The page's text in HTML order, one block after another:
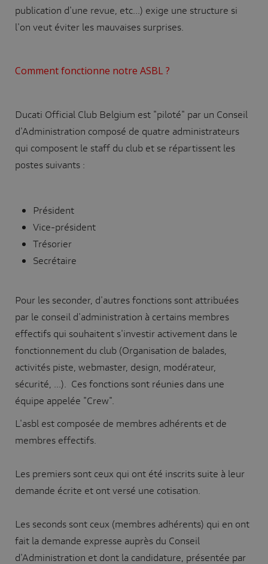
publication d'une revue, etc...) exige une structure si
l'on veut éviter les mauvaises surprises.
Comment fonctionne notre ASBL ?
Ducati Official Club Belgium est "piloté" par un Conseil
d'Administration composé de quatre administrateurs
qui composent le staff du club et se répartissent les
postes suivants :
Président
Vice-président
Trésorier
Secrétaire
Pour les seconder, d'autres fonctions sont attribuées
par le conseil d'administration à certains membres
effectifs qui souhaitent s'investir activement dans le
fonctionnement du club (Organisation de balades,
activités piste, webmaster, design, modérateur,
sécurité, ...). Ces fonctions sont réunies dans une
équipe appelée "Crew".
L'asbl est composée de membres adhérents et de
membres effectifs.
Les premiers sont ceux qui ont été inscrits suite à leur
demande écrite et ont versé une cotisation.
Les seconds sont ceux (membres adhérents) qui en ont
fait la demande expresse auprès du Conseil
d'Administration et dont la candidature, présentée par